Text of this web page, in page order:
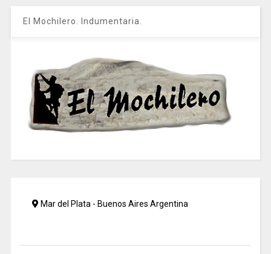
El Mochilero. Indumentaria.
Mar del Plata - Buenos Aires Argentina